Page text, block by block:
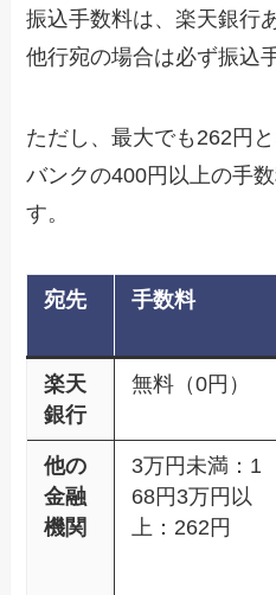
振込手数料は、楽天銀行
他行宛の場合は必ず振込
ただし、最大でも262円
バンクの400円以上の手
す。
宛先 手数料
楽天
銀行
無料（0円）
他の
金融
機関
3万円未満：1
68円3万円以
上：262円